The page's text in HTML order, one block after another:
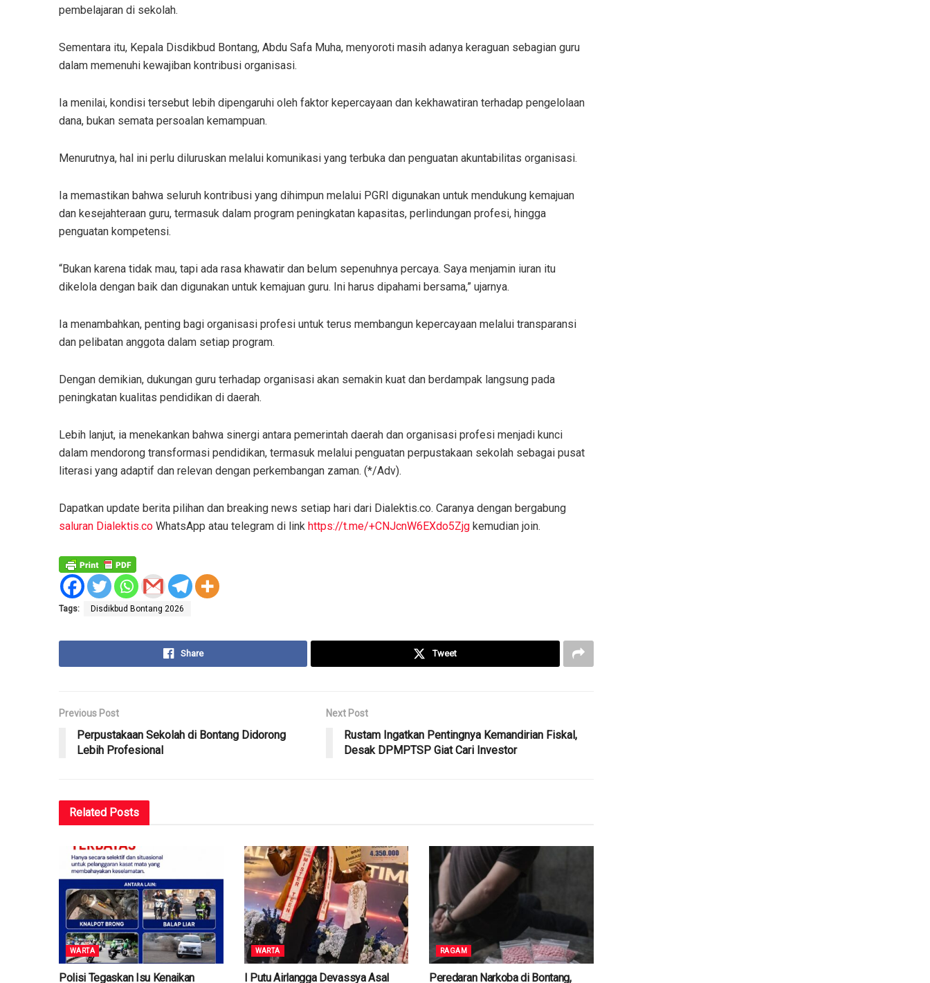
pembelajaran di sekolah.
Sementara itu, Kepala Disdikbud Bontang, Abdu Safa Muha, menyoroti masih adanya keraguan sebagian guru
dalam memenuhi kewajiban kontribusi organisasi.
Ia menilai, kondisi tersebut lebih dipengaruhi oleh faktor kepercayaan dan kekhawatiran terhadap pengelolaan
dana, bukan semata persoalan kemampuan.
Menurutnya, hal ini perlu diluruskan melalui komunikasi yang terbuka dan penguatan akuntabilitas organisasi.
Ia memastikan bahwa seluruh kontribusi yang dihimpun melalui PGRI digunakan untuk mendukung kemajuan
dan kesejahteraan guru, termasuk dalam program peningkatan kapasitas, perlindungan profesi, hingga
penguatan kompetensi.
“Bukan karena tidak mau, tapi ada rasa khawatir dan belum sepenuhnya percaya. Saya menjamin iuran itu
dikelola dengan baik dan digunakan untuk kemajuan guru. Ini harus dipahami bersama,” ujarnya.
Ia menambahkan, penting bagi organisasi profesi untuk terus membangun kepercayaan melalui transparansi
dan pelibatan anggota dalam setiap program.
Dengan demikian, dukungan guru terhadap organisasi akan semakin kuat dan berdampak langsung pada
peningkatan kualitas pendidikan di daerah.
Lebih lanjut, ia menekankan bahwa sinergi antara pemerintah daerah dan organisasi profesi menjadi kunci
dalam mendorong transformasi pendidikan, termasuk melalui penguatan perpustakaan sekolah sebagai pusat
literasi yang adaptif dan relevan dengan perkembangan zaman. (*/Adv).
Dapatkan update berita pilihan dan breaking news setiap hari dari Dialektis.co. Caranya dengan bergabung
saluran Dialektis.co WhatsApp atau telegram di link https://t.me/+CNJcnW6EXdo5Zjg kemudian join.
Tags: Disdikbud Bontang 2026
Share Tweet
Previous Post
Perpustakaan Sekolah di Bontang Didorong
Lebih Profesional
Next Post
Rustam Ingatkan Pentingnya Kemandirian Fiskal,
Desak DPMPTSP Giat Cari Investor
Related Posts
WARTA
Polisi Tegaskan Isu Kenaikan
WARTA
I Putu Airlangga Devassya Asal
RAGAM
Peredaran Narkoba di Bontang,